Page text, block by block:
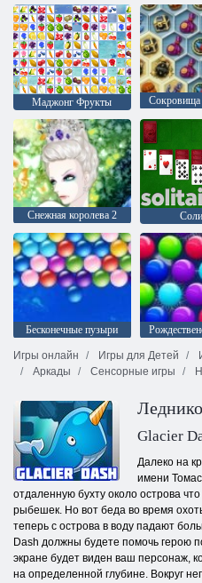
Маджонг Фрукты
Снежная королева 2
Бесконечные пузыри
Игры онлайн
Игры для Детей
Аркады
Сенсорные игры
Glacier
Далеко на
имени
отдаленную бухту около острова
рыбешек. Но вот беда во время
теперь с острова в воду падают
Dash должны будете помочь герою
экране будет виден ваш персонаж,
на определенной глубине. Вокруг